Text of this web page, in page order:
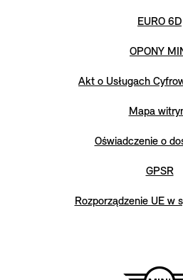
EURO 6D
OPONY
Akt o Usługach
Mapa
Oświadczenie o
GPSR
Rozporządzenie UE w